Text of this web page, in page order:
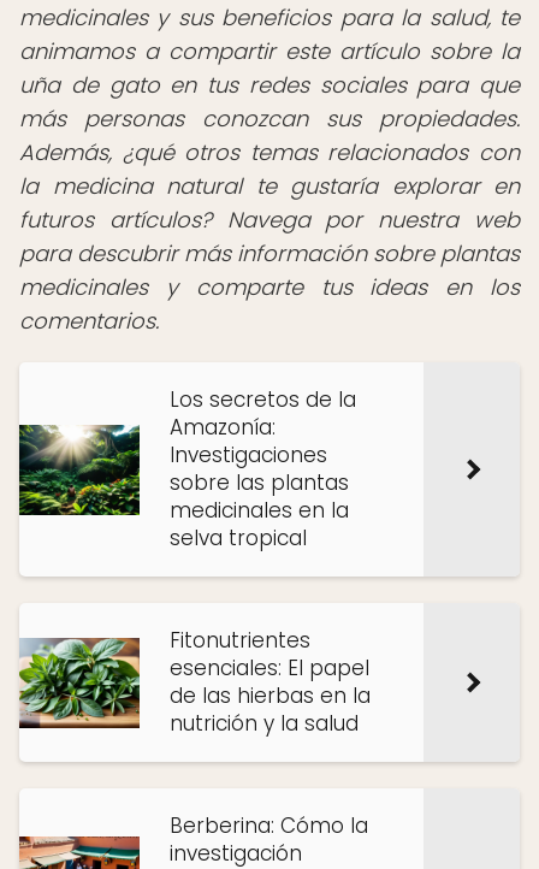
medicinales y sus beneficios para la salud, te
animamos a compartir este artículo sobre la
uña de gato en tus redes sociales para que
más personas conozcan sus propiedades.
Además, ¿qué otros temas relacionados con
la medicina natural te gustaría explorar en
futuros artículos?Navega por nuestra web
para descubrir más información sobre plantas
medicinales y comparte tus ideas en los
comentarios.
Los secretos de la
Amazonía:
Investigaciones
sobre las plantas
medicinales en la
selva tropical
Fitonutrientes
esenciales: El papel
de las hierbas en la
nutrición y la salud
Berberina: Cómo la
investigación